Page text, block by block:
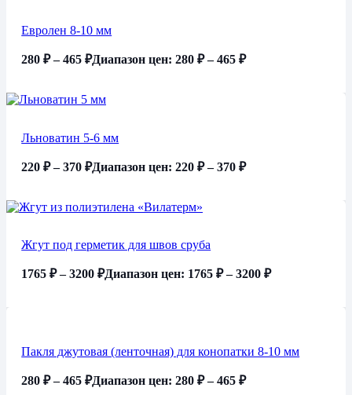
Евролен 8-10 мм
280₽ – 465₽Диапазон цен: 280 ₽ – 465 ₽
Льноватин 5-6 мм
220₽ – 370₽Диапазон цен: 220 ₽ – 370 ₽
Жгут под герметик для швов сруба
1765₽ – 3200₽Диапазон цен: 1765 ₽ – 3200 ₽
Пакля джутовая (ленточная) для конопатки 8-10 мм
280₽ – 465₽Диапазон цен: 280 ₽ – 465 ₽